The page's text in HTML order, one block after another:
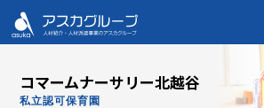
コマームナーサリー北越谷
私立認可保育園